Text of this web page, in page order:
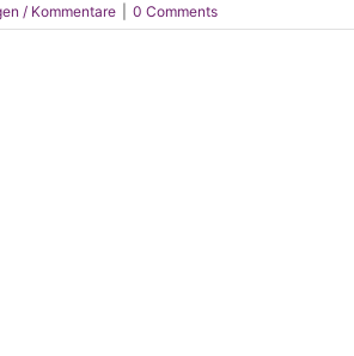
/ Kommentare 0 Comments